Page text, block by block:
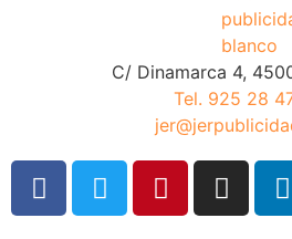
C/ Dinamarca 4,
Tel. 925 28